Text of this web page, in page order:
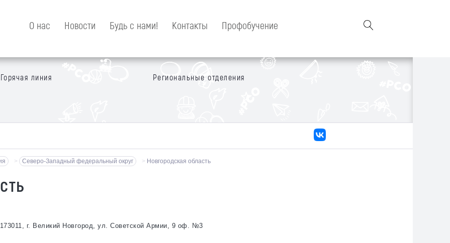
О нас Новости Будь с нами! Контакты Профобучение
Горячая линия Региональные отделения
> Северо-Западный федеральный округ > Новгородская область
г. Великий Новгород, ул. Советской Армии, 9 оф. №3